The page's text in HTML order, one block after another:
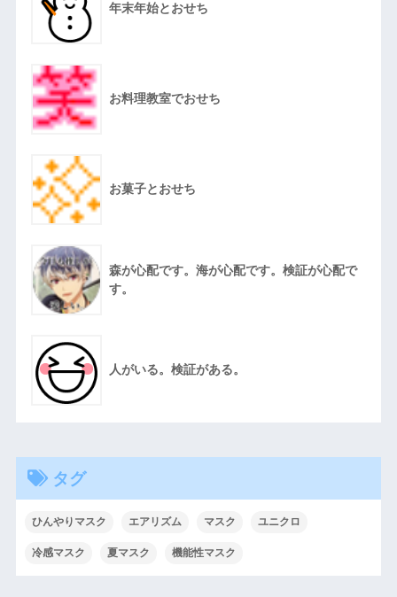
年末年始とおせち
お料理教室でおせち
お菓子とおせち
森が心配です。海が心配です。検証が心配で
す。
人がいる。検証がある。
タグ
ひんやりマスク エアリズム マスク ユニクロ
冷感マスク 夏マスク 機能性マスク